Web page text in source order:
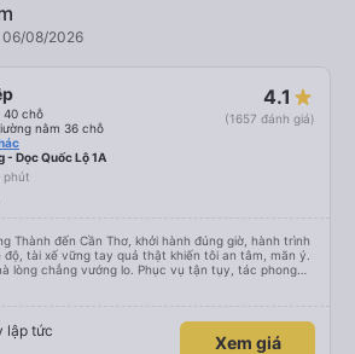
06/08/2026
40 chỗ
nằm 36 chỗ
4.1
(1657 đánh giá)
- Dọc Quốc Lộ 1A
phút
Thành đến Cần Thơ, khởi hành đúng giờ, hành trình
quả thật khiến tôi an tâm, mãn ý.
lòng chẳng vướng lo. Phục vụ tận tụy, tác phong
thời buổi kim tiền vội vã. Xã hội loạn đạo. Xin gửi
lập tức
Xem giá